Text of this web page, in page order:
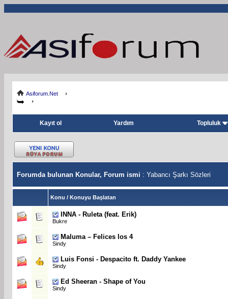
Asiforum.Net
Kayıt ol Yardım Topluluk
Forumda bulunan Konular, Forum ismi : Yabancı Şarkı Sözleri
Konu / Konuyu Başlatan
INNA - Ruleta (feat. Erik)
Bukre
Maluma – Felices los 4
Sindy
Luis Fonsi - Despacito ft. Daddy Yankee
Sindy
Ed Sheeran - Shape of You
Sindy